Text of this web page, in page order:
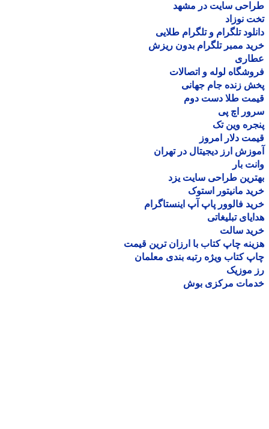
سایت در مشهد
نوزاد
تلگرام و تلگرام طلایی
ممبر تلگرام بدون ریزش
لوله و اتصالات
زنده جام جهانی
طلا دست دوم
اچ پی
وین تک
دلار امروز
ارز دیجیتال در تهران
بار
طراحی سایت یزد
مانیتور استوک
فالوور پاپ آپ اینستاگرام
تبلیغاتی
سالت
چاپ کتاب با ارزان ترین قیمت
کتاب ویژه رتبه بندی معلمان
موزیک
مرکزی بوش